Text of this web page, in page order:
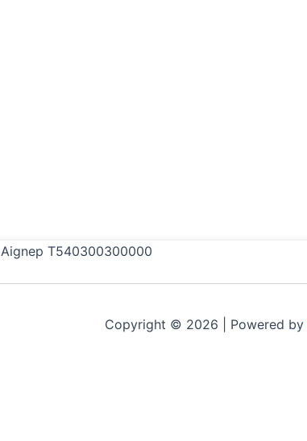
Copyright © 2026 | Powered by
Aignep T540300300000